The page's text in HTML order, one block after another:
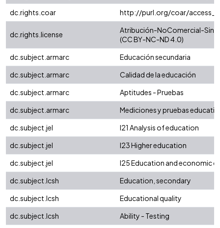
dc.rights.coar
http://purl.org/coar/
dc.rights.license
Atribución-NoComercial-
(CC BY-NC-ND 4.0)
dc.subject.armarc
Educación secundaria
dc.subject.armarc
Calidad de la educación
dc.subject.armarc
Aptitudes - Pruebas
dc.subject.armarc
Mediciones y pruebas
dc.subject.jel
I21 Analysis of education
dc.subject.jel
I23 Higher education
dc.subject.jel
I25 Education and economic
dc.subject.lcsh
Education, secondary
dc.subject.lcsh
Educational quality
dc.subject.lcsh
Ability - Testing